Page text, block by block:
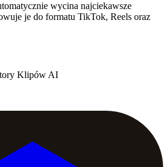
wycina najciekawsze
je do formatu TikTok, Reels oraz
Klipów AI